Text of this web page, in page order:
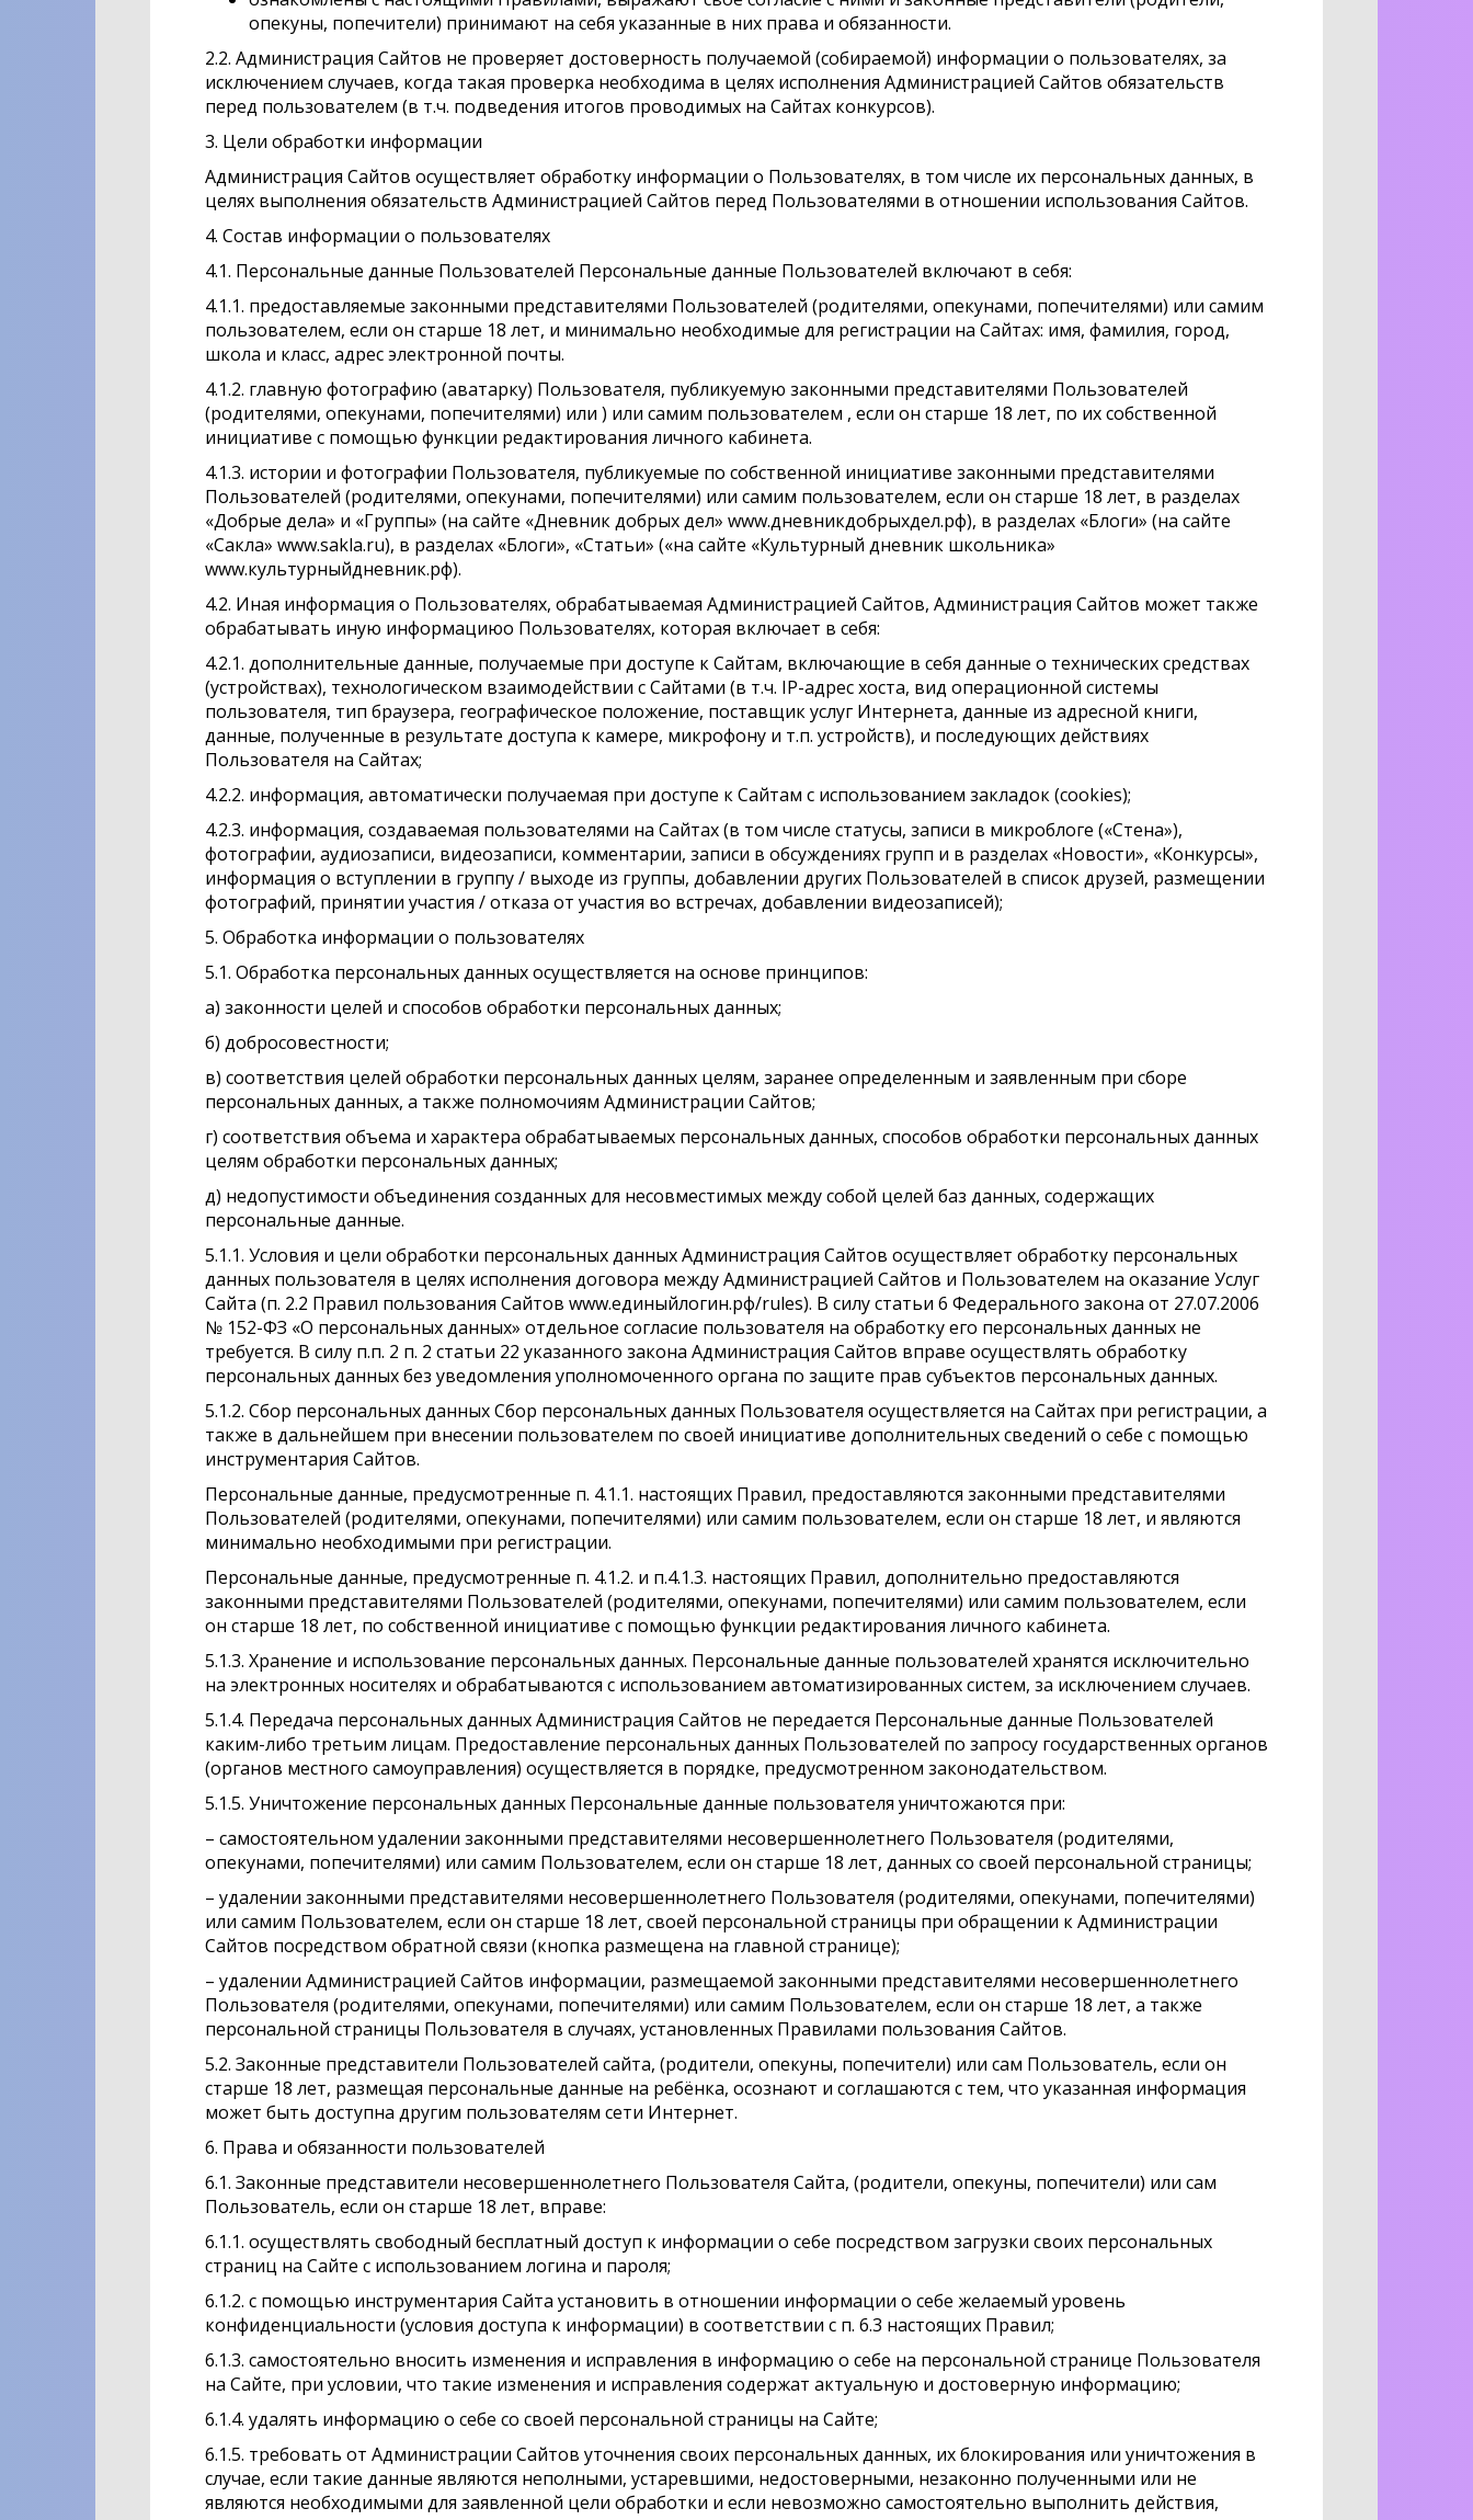
опекуны, попечители) принимают на себя указанные в них права и обязанности.
2.2. Администрация Сайтов не проверяет достоверность получаемой (собираемой) информации о пользователях, за
исключением случаев, когда такая проверка необходима в целях исполнения Администрацией Сайтов обязательств
перед пользователем (в т.ч. подведения итогов проводимых на Сайтах конкурсов).
3. Цели обработки информации
Администрация Сайтов осуществляет обработку информации о Пользователях, в том числе их персональных данных, в
целях выполнения обязательств Администрацией Сайтов перед Пользователями в отношении использования Сайтов.
4. Состав информации о пользователях
4.1. Персональные данные Пользователей Персональные данные Пользователей включают в себя:
4.1.1. предоставляемые законными представителями Пользователей (родителями, опекунами, попечителями) или самим
пользователем, если он старше 18 лет, и минимально необходимые для регистрации на Сайтах: имя, фамилия, город,
школа и класс, адрес электронной почты.
4.1.2. главную фотографию (аватарку) Пользователя, публикуемую законными представителями Пользователей
(родителями, опекунами, попечителями) или ) или самим пользователем , если он старше 18 лет, по их собственной
инициативе с помощью функции редактирования личного кабинета.
4.1.3. истории и фотографии Пользователя, публикуемые по собственной инициативе законными представителями
Пользователей (родителями, опекунами, попечителями) или самим пользователем, если он старше 18 лет, в разделах
«Добрые дела» и «Группы» (на сайте «Дневник добрых дел» www.дневникдобрыхдел.рф), в разделах «Блоги» (на сайте
«Сакла» www.sakla.ru), в разделах «Блоги», «Статьи» («на сайте «Культурный дневник школьника»
www.культурныйдневник.рф).
4.2. Иная информация о Пользователях, обрабатываемая Администрацией Сайтов, Администрация Сайтов может также
обрабатывать иную информациюо Пользователях, которая включает в себя:
4.2.1. дополнительные данные, получаемые при доступе к Сайтам, включающие в себя данные о технических средствах
(устройствах), технологическом взаимодействии с Сайтами (в т.ч. IP-адрес хоста, вид операционной системы
пользователя, тип браузера, географическое положение, поставщик услуг Интернета, данные из адресной книги,
данные, полученные в результате доступа к камере, микрофону и т.п. устройств), и последующих действиях
Пользователя на Сайтах;
4.2.2. информация, автоматически получаемая при доступе к Сайтам с использованием закладок (cookies);
4.2.3. информация, создаваемая пользователями на Сайтах (в том числе статусы, записи в микроблоге («Стена»),
фотографии, аудиозаписи, видеозаписи, комментарии, записи в обсуждениях групп и в разделах «Новости», «Конкурсы»,
информация о вступлении в группу / выходе из группы, добавлении других Пользователей в список друзей, размещении
фотографий, принятии участия / отказа от участия во встречах, добавлении видеозаписей);
5. Обработка информации о пользователях
5.1. Обработка персональных данных осуществляется на основе принципов:
а) законности целей и способов обработки персональных данных;
б) добросовестности;
в) соответствия целей обработки персональных данных целям, заранее определенным и заявленным при сборе
персональных данных, а также полномочиям Администрации Сайтов;
г) соответствия объема и характера обрабатываемых персональных данных, способов обработки персональных данных
целям обработки персональных данных;
д) недопустимости объединения созданных для несовместимых между собой целей баз данных, содержащих
персональные данные.
5.1.1. Условия и цели обработки персональных данных Администрация Сайтов осуществляет обработку персональных
данных пользователя в целях исполнения договора между Администрацией Сайтов и Пользователем на оказание Услуг
Сайта (п. 2.2 Правил пользования Сайтов www.единыйлогин.рф/rules). В силу статьи 6 Федерального закона от 27.07.2006
№ 152-ФЗ «О персональных данных» отдельное согласие пользователя на обработку его персональных данных не
требуется. В силу п.п. 2 п. 2 статьи 22 указанного закона Администрация Сайтов вправе осуществлять обработку
персональных данных без уведомления уполномоченного органа по защите прав субъектов персональных данных.
5.1.2. Сбор персональных данных Сбор персональных данных Пользователя осуществляется на Сайтах при регистрации, а
также в дальнейшем при внесении пользователем по своей инициативе дополнительных сведений о себе с помощью
инструментария Сайтов.
Персональные данные, предусмотренные п. 4.1.1. настоящих Правил, предоставляются законными представителями
Пользователей (родителями, опекунами, попечителями) или самим пользователем, если он старше 18 лет, и являются
минимально необходимыми при регистрации.
Персональные данные, предусмотренные п. 4.1.2. и п.4.1.3. настоящих Правил, дополнительно предоставляются
законными представителями Пользователей (родителями, опекунами, попечителями) или самим пользователем, если
он старше 18 лет, по собственной инициативе с помощью функции редактирования личного кабинета.
5.1.3. Хранение и использование персональных данных. Персональные данные пользователей хранятся исключительно
на электронных носителях и обрабатываются с использованием автоматизированных систем, за исключением случаев.
5.1.4. Передача персональных данных Администрация Сайтов не передается Персональные данные Пользователей
каким-либо третьим лицам. Предоставление персональных данных Пользователей по запросу государственных органов
(органов местного самоуправления) осуществляется в порядке, предусмотренном законодательством.
5.1.5. Уничтожение персональных данных Персональные данные пользователя уничтожаются при:
– самостоятельном удалении законными представителями несовершеннолетнего Пользователя (родителями,
опекунами, попечителями) или самим Пользователем, если он старше 18 лет, данных со своей персональной страницы;
– удалении законными представителями несовершеннолетнего Пользователя (родителями, опекунами, попечителями)
или самим Пользователем, если он старше 18 лет, своей персональной страницы при обращении к Администрации
Сайтов посредством обратной связи (кнопка размещена на главной странице);
– удалении Администрацией Сайтов информации, размещаемой законными представителями несовершеннолетнего
Пользователя (родителями, опекунами, попечителями) или самим Пользователем, если он старше 18 лет, а также
персональной страницы Пользователя в случаях, установленных Правилами пользования Сайтов.
5.2. Законные представители Пользователей сайта, (родители, опекуны, попечители) или сам Пользователь, если он
старше 18 лет, размещая персональные данные на ребёнка, осознают и соглашаются с тем, что указанная информация
может быть доступна другим пользователям сети Интернет.
6. Права и обязанности пользователей
6.1. Законные представители несовершеннолетнего Пользователя Сайта, (родители, опекуны, попечители) или сам
Пользователь, если он старше 18 лет, вправе:
6.1.1. осуществлять свободный бесплатный доступ к информации о себе посредством загрузки своих персональных
страниц на Сайте с использованием логина и пароля;
6.1.2. с помощью инструментария Сайта установить в отношении информации о себе желаемый уровень
конфиденциальности (условия доступа к информации) в соответствии с п. 6.3 настоящих Правил;
6.1.3. самостоятельно вносить изменения и исправления в информацию о себе на персональной странице Пользователя
на Сайте, при условии, что такие изменения и исправления содержат актуальную и достоверную информацию;
6.1.4. удалять информацию о себе со своей персональной страницы на Сайте;
6.1.5. требовать от Администрации Сайтов уточнения своих персональных данных, их блокирования или уничтожения в
случае, если такие данные являются неполными, устаревшими, недостоверными, незаконно полученными или не
являются необходимыми для заявленной цели обработки и если невозможно самостоятельно выполнить действия,